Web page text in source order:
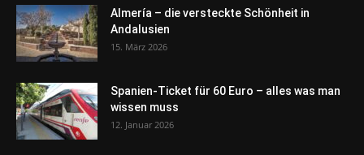
Almería – die versteckte Schönheit in
Andalusien
15. März 2026
Spanien-Ticket für 60 Euro – alles was man
wissen muss
12. Januar 2026